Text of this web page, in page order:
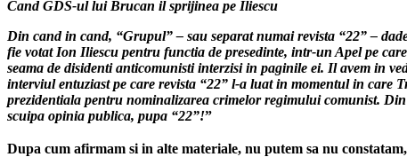
Cand GDS-ul lui Brucan il sprijinea pe Iliescu
Din cand in cand, “Grupul” – sau separat numai revista “22” –
fie votat Ion Iliescu pentru functia de presedinte, intr-un Apel pe
seama de disidenti anticomunisti interzisi in paginile ei. Il avem in
interviul entuziast pe care revista “22” l-a luat in momentul in care
prezidentiala pentru nominalizarea crimelor regimului comunist.
scuipa opinia publica, pupa “22”!”
Dupa cum afirmam si in alte materiale, nu putem sa nu